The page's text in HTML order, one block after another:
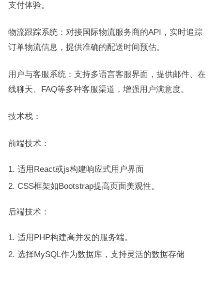
支付体验。
物流跟踪系统：对接国际物流服务商的API，实时追踪
订单物流信息，提供准确的配送时间预估。
用户与客服系统：支持多语言客服界面，提供邮件、在
线聊天、FAQ等多种客服渠道，增强用户满意度。
技术栈：
前端技术：
适用React或js构建响应式用户界面
CSS框架如Bootstrap提高页面美观性。
后端技术：
适用PHP构建高并发的服务端。
选择MySQL作为数据库，支持灵活的数据存储